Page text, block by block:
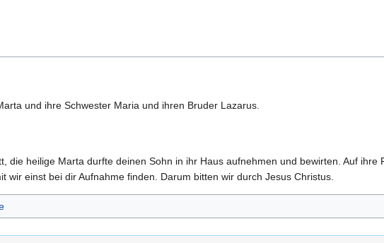
und ihre Schwester Maria und ihren Bruder Lazarus.
die heilige Marta durfte deinen Sohn in ihr Haus aufnehmen und bewirten. Auf
wir einst bei dir Aufnahme finden. Darum bitten wir durch Jesus Christus.